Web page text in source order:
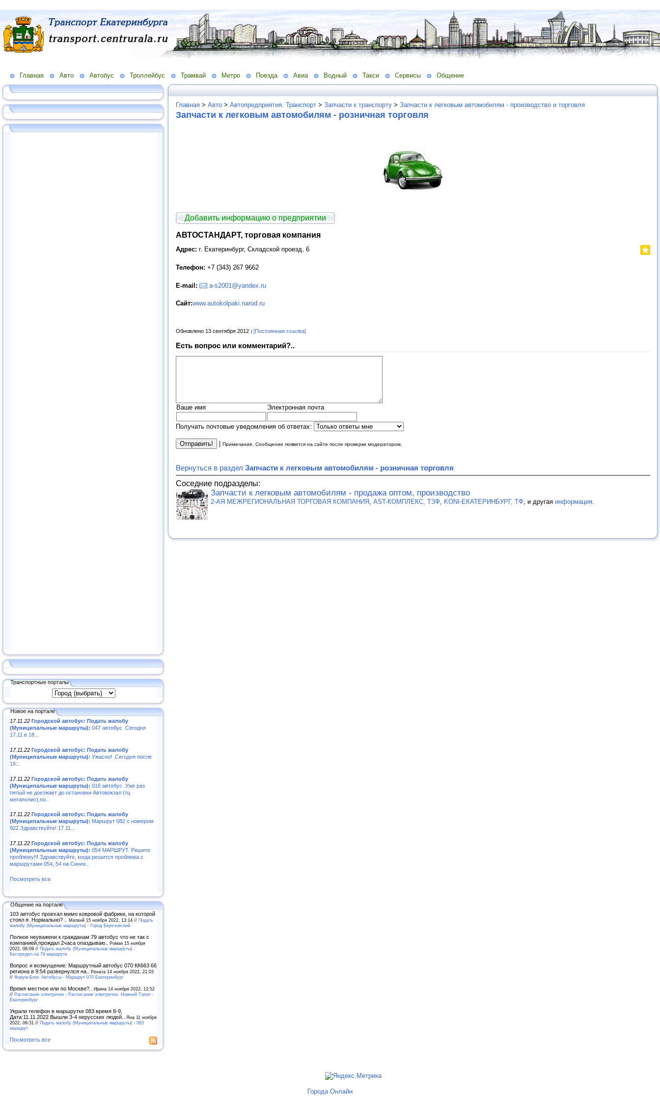
Главная Авто Автобус Троллейбус Трамвай Метро Поезда Авиа Водный Такси Сервисы Общение
Транспортные порталы
Новое на портале
17.11.22 Городской автобус: Подать жалобу
(Муниципальные маршруты): 047 автобус .Сегодня
17.11 в 18...
17.11.22 Городской автобус: Подать жалобу
(Муниципальные маршруты): Ужасно! .Сегодня после
16:..
17.11.22 Городской автобус: Подать жалобу
(Муниципальные маршруты): 016 автобус .Уже раз
пятый не доезжает до остановки Автовокзал (тц
мегаполис),по..
17.11.22 Городской автобус: Подать жалобу
(Муниципальные маршруты): Маршрут 082 с номером
922.Здравствуйте! 17.11...
17.11.22 Городской автобус: Подать жалобу
(Муниципальные маршруты): 054 МАРШРУТ. Решите
проблему!!!.Здравствуйте, когда решится проблема с
маршрутами 054, 54 на Синих..
Посмотреть все
Общение на портале
103 автобус проехал мимо ковровой фабрики, на которой
стоял я. Нормально? .. Матвнй 15 ноября 2022, 13:14 // Подать
жалобу (Муниципальные маршруты) - Город Березовский
Полное неуважени к гражданам 79 автобус что не так с
компанией,прождал 2часа опаздываю.. Роман 15 ноября
2022, 06:09 // Подать жалобу (Муниципальные маршруты) -
Беспредел на 79 маршруте
Вопрос и возмущение: Маршрутный автобус 070 КК663 66
региона в 9:54 развернулся на.. Рената 14 ноября 2022, 21:03
// Форум-Блог. Автобусы - Маршрут 070 Екатеринбург
Время местное или по Москве?.. Ирина 14 ноября 2022, 12:52
// Расписание электричек - Расписание электричек: Нижний Тагил -
Екатеринбург
Украли телефон в маршрутке 083 время 8-9,
Дата:11.11.2022 Вышли 3-4 нерусских людей.. Яна 11 ноября
2022, 09:31 // Подать жалобу (Муниципальные маршруты) - 083
маршрут
Посмотреть все
Главная > Авто > Автопредприятия. Транспорт > Запчасти к транспорту > Запчасти к легковым автомобилям - производство и торговля
Запчасти к легковым автомобилям - розничная торговля
Добавить информацию о предприятии
АВТОСТАНДАРТ, торговая компания
Адрес: г. Екатеринбург, Складской проезд, 6
Телефон: +7 (343) 267 9662
E-mail: a-s2001@yandex.ru
Сайт:www.autokolpaki.narod.ru
Обновлено 13 сентября 2012 [Постоянная ссылка]
Есть вопрос или комментарий?..
Ваше имя Электронная почта
Получать почтовые уведомления об ответах:
| Примечание. Сообщение появится на сайте после проверки модератором.
Вернуться в раздел Запчасти к легковым автомобилям - розничная торговля
Соседние подразделы:
Запчасти к легковым автомобилям - продажа оптом, производство
2-АЯ МЕЖРЕГИОНАЛЬНАЯ ТОРГОВАЯ КОМПАНИЯ AST-КОМПЛЕКС, ТЗФ KONI-ЕКАТЕРИНБУРГ, ТФ , и другая информация
Города Онлайн